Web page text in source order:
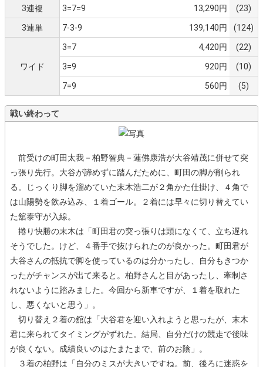
3連複 3=7=9 13,290円 (23)
3連単 7-3-9 139,140円 (124)
ワイド
3=7 4,420円 (22)
3=9 920円 (10)
7=9 560円 (5)
戦い終わって
前受けの町田太我－柏野智典－蓮佛康浩が大谷靖茂に併せて突
っ張り先行。大谷が諦めずに踏んだために、町田の脚が削られ
る。じっくり脚を溜めていた末木浩二が２角かた仕掛け、４角で
は山陽勢を飲み込み、１着ゴール。２着には早々に切り替えてい
た舘泰守が入線。
捲り快勝の末木は「町田君の突っ張りは頭になくて、立ち遅れ
そうでした。けど、４番手で抜けられたのが良かった。町田君が
大谷さんの抵抗で脚を使っているのは分かったし、自分もきつか
ったがチャンスが出て来ると。柏野さんと目があったし、牽制さ
れないように踏みました。今回から新車ですが、１着を取れた
し、悪くないと思う」。
切り替え２着の舘は「大谷君を迎い入れようと思ったが、末木
君に来られてタイミングがずれた。結局、自分だけの競走で後味
が良くない。成績良いのはたまたまで、前のお陰」。
３着の柏野は「自分のミスが大きいですね。前、後ろに迷惑を